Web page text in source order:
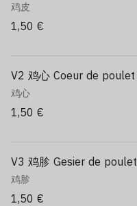
鸡皮
1,50 €
V2 鸡心 Coeur de poulet
鸡心
1,50 €
V3 鸡胗 Gesier de poulet
鸡胗
1,50 €